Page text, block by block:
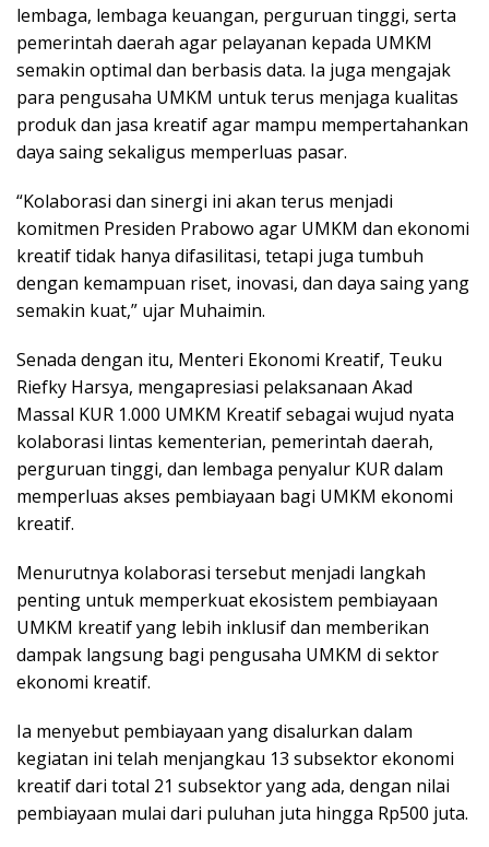
lembaga, lembaga keuangan, perguruan tinggi, serta
pemerintah daerah agar pelayanan kepada UMKM
semakin optimal dan berbasis data. Ia juga mengajak
para pengusaha UMKM untuk terus menjaga kualitas
produk dan jasa kreatif agar mampu mempertahankan
daya saing sekaligus memperluas pasar.
“Kolaborasi dan sinergi ini akan terus menjadi
komitmen Presiden Prabowo agar UMKM dan ekonomi
kreatif tidak hanya difasilitasi, tetapi juga tumbuh
dengan kemampuan riset, inovasi, dan daya saing yang
semakin kuat,” ujar Muhaimin.
Senada dengan itu, Menteri Ekonomi Kreatif, Teuku
Riefky Harsya, mengapresiasi pelaksanaan Akad
Massal KUR 1.000 UMKM Kreatif sebagai wujud nyata
kolaborasi lintas kementerian, pemerintah daerah,
perguruan tinggi, dan lembaga penyalur KUR dalam
memperluas akses pembiayaan bagi UMKM ekonomi
kreatif.
Menurutnya kolaborasi tersebut menjadi langkah
penting untuk memperkuat ekosistem pembiayaan
UMKM kreatif yang lebih inklusif dan memberikan
dampak langsung bagi pengusaha UMKM di sektor
ekonomi kreatif.
Ia menyebut pembiayaan yang disalurkan dalam
kegiatan ini telah menjangkau 13 subsektor ekonomi
kreatif dari total 21 subsektor yang ada, dengan nilai
pembiayaan mulai dari puluhan juta hingga Rp500 juta.